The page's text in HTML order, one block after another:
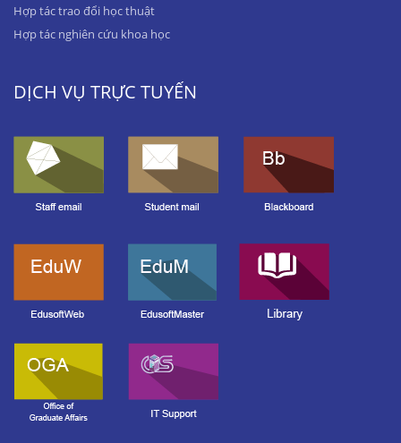
Hợp tác trao đổi học thuật
Hợp tác nghiên cứu khoa học
DỊCH VỤ TRỰC TUYẾN